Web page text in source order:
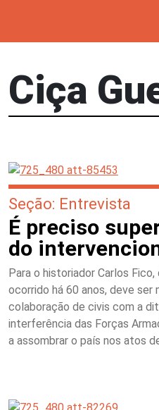
Ciça
Seção: Entrevista
É preciso
do
Para o historiador Carlos
ocorrido há 60 anos, deve ser
colaboração de civis com a
interferência das Forças
a assombrar o país nos atos